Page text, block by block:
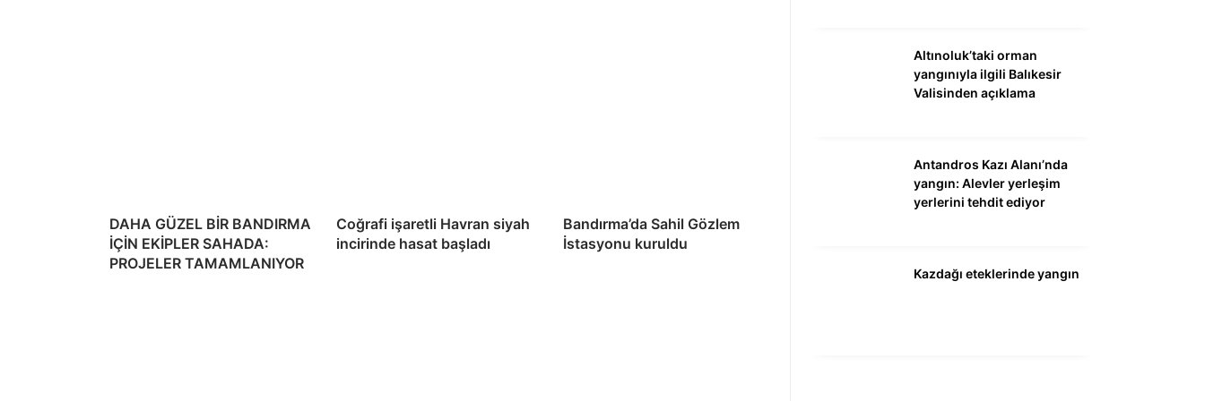
DAHA GÜZEL BİR BANDIRMA
İÇİN EKİPLER SAHADA:
PROJELER TAMAMLANIYOR
Coğrafi işaretli Havran siyah
incirinde hasat başladı
Bandırma’da Sahil Gözlem
İstasyonu kuruldu
Altınoluk’taki orman
yangınıyla ilgili Balıkesir
Valisinden açıklama
Antandros Kazı Alanı’nda
yangın: Alevler yerleşim
yerlerini tehdit ediyor
Kazdağı eteklerinde yangın